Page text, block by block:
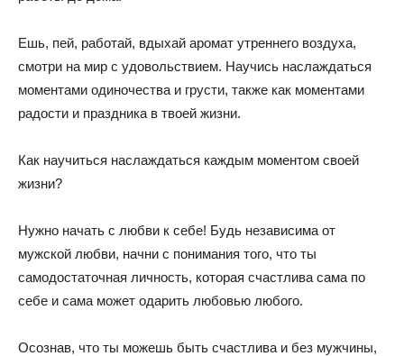
Ешь, пей, работай, вдыхай аромат утреннего воздуха,
смотри на мир с удовольствием. Научись наслаждаться
моментами одиночества и грусти, также как моментами
радости и праздника в твоей жизни.
Как научиться наслаждаться каждым моментом своей
жизни?
Нужно начать с любви к себе! Будь независима от
мужской любви, начни с понимания того, что ты
самодостаточная личность, которая счастлива сама по
себе и сама может одарить любовью любого.
Осознав, что ты можешь быть счастлива и без мужчины,